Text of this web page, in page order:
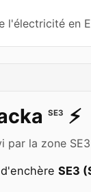
l'électricité en
SE3 ⚡️
par la zone
SE3